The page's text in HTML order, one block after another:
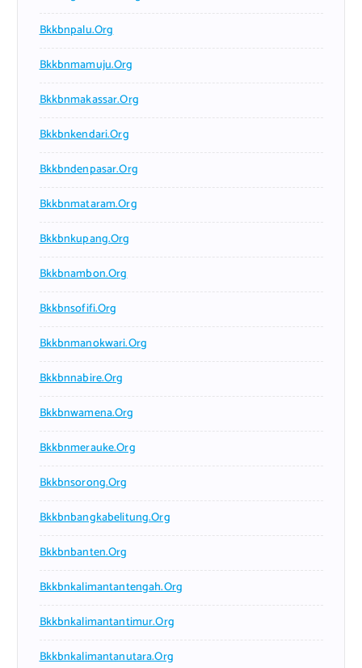
Bkkbnpalu.org
Bkkbnmamuju.org
Bkkbnmakassar.org
Bkkbnkendari.org
Bkkbndenpasar.org
Bkkbnmataram.org
Bkkbnkupang.org
Bkkbnambon.org
Bkkbnsofifi.org
Bkkbnmanokwari.org
Bkkbnnabire.org
Bkkbnwamena.org
Bkkbnmerauke.org
Bkkbnsorong.org
Bkkbnbangkabelitung.org
Bkkbnbanten.org
Bkkbnkalimantantengah.org
Bkkbnkalimantantimur.org
Bkkbnkalimantanutara.org